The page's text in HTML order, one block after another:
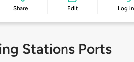
Share Edit Log in
Stations Ports